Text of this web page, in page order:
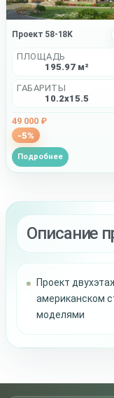
Проект 58-18K
ПЛОЩАДЬ
195.97 м²
ГАБАРИТЫ
10.2x15.5
49 000 ₽
-5%
Подробнее
Описание
Проект
американском
моделями